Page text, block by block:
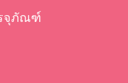
จุภัณฑ์